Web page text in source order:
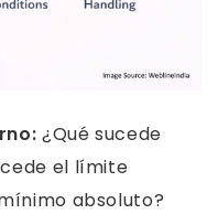
¿Qué sucede
el límite
absoluto?